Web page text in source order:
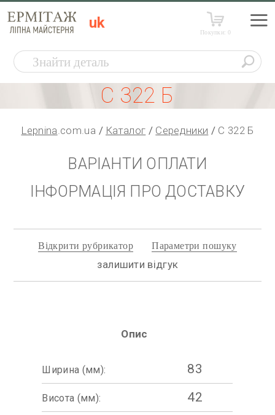
uk
Покупки:0
С 322 Б
Lepnina.com.ua Каталог Середники С 322 Б
ВАРІАНТИ ОПЛАТИ
ІНФОРМАЦІЯ ПРО ДОСТАВКУ
залишити відгук
Відкрити рубрикатор Параметри пошуку
Опис
Ширина (мм): 83
Висота (мм): 42